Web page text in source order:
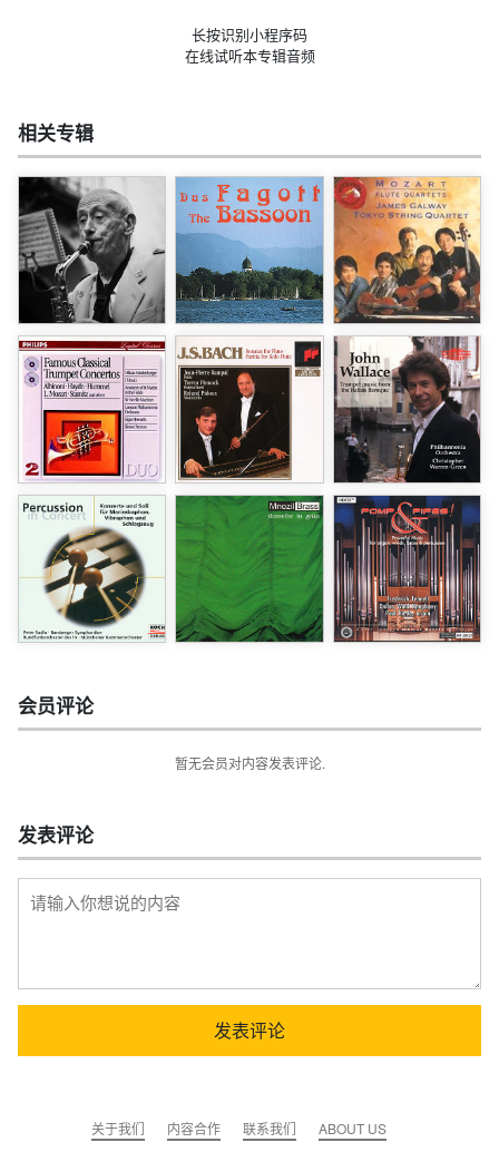
长按识别小程序码
在线试听本专辑音频
相关专辑
会员评论
暂无会员对内容发表评论.
发表评论
关于我们 内容合作 联系我们
ABOUT US